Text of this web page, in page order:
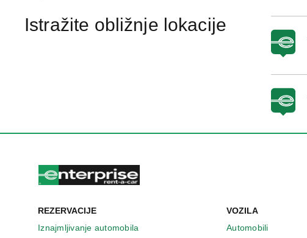
o
t
p
r
o
o
r
Istražite obližnje lokacije
REZERVACIJE
Iznajmljivanje automobila
VOZILA
Automobili